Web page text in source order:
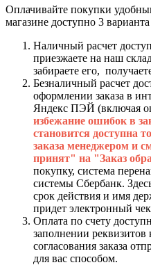
Оплачивайте покупки
магазине доступно 3
Наличный расчет
приезжаете на наш
забираете его,
Безналичный расчет
оформлении заказа в
Яндекс ПЭЙ (включая
избежание ошибок в
становится доступна
заказа менеджером и
принят" на "Заказ
покупку, система
системы Сбербанк.
срок действия и имя
придет электронный
Оплата по счету
заполнении
согласования заказа
для вас способом.